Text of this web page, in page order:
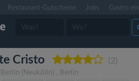
Restaurant-Gutscheine Jobs Gastro
Cristo (2)
Berlin (Neukölln) , Berlin